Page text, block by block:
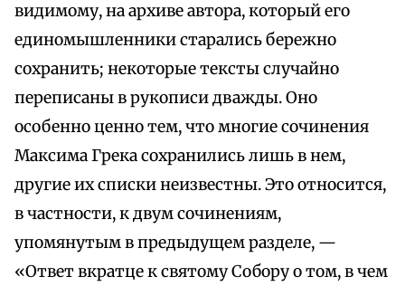
видимому, на архиве автора, который его
единомышленники старались бережно
сохранить; некоторые тексты случайно
переписаны в рукописи дважды. Оно
особенно ценно тем, что многие сочинения
Максима Грека сохранились лишь в нем,
другие их списки неизвестны. Это относится,
в частности, к двум сочинениям,
упомянутым в предыдущем разделе, —
«Ответ вкратце к святому Собору о том, в чем